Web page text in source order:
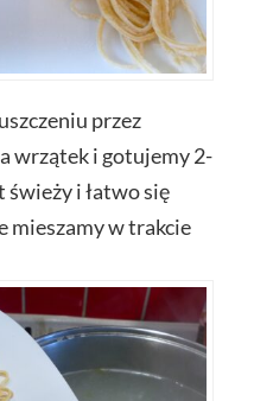
przez
wrzątek i gotujemy 2-
i łatwo się
mieszamy w trakcie